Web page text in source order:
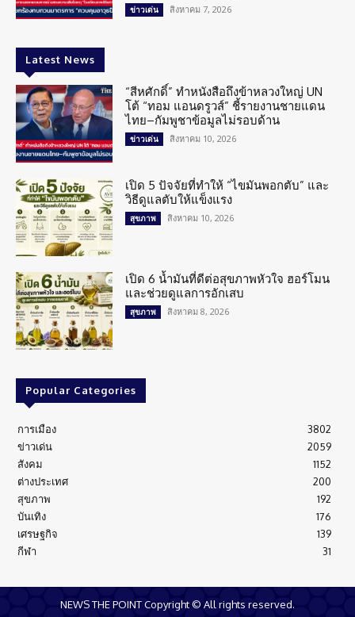
ข่าวเด่น สิงหาคม 7, 2026
Latest News
“สีหศักดิ์” ทำหนังสือถึงข้าหลวงใหญ่ UN
โต้ “ทอม แอนดรูวส์” ชี้รายงานชายแดน
ไทย–กัมพูชาข้อมูลไม่รอบด้าน
ข่าวเด่น สิงหาคม 10, 2026
เปิด 5 ปัจจัยที่ทำให้ “ไขมันพอกตับ” และ
วิธีดูแลตับให้แข็งแรง
สุขภาพ สิงหาคม 10, 2026
เปิด 6 น้ำมันที่ดีต่อสุขภาพหัวใจ ฮอร์โมน
และช่วยดูแลการอักเสบ
สุขภาพ สิงหาคม 8, 2026
Popular Categories
การเมือง
3802
ข่าวเด่น
2059
สังคม
1152
ต่างประเทศ
200
สุขภาพ
192
บันเทิง
176
เศรษฐกิจ
139
กีฬา
31
NEWS THE POINT Copyright © All rights reserved.